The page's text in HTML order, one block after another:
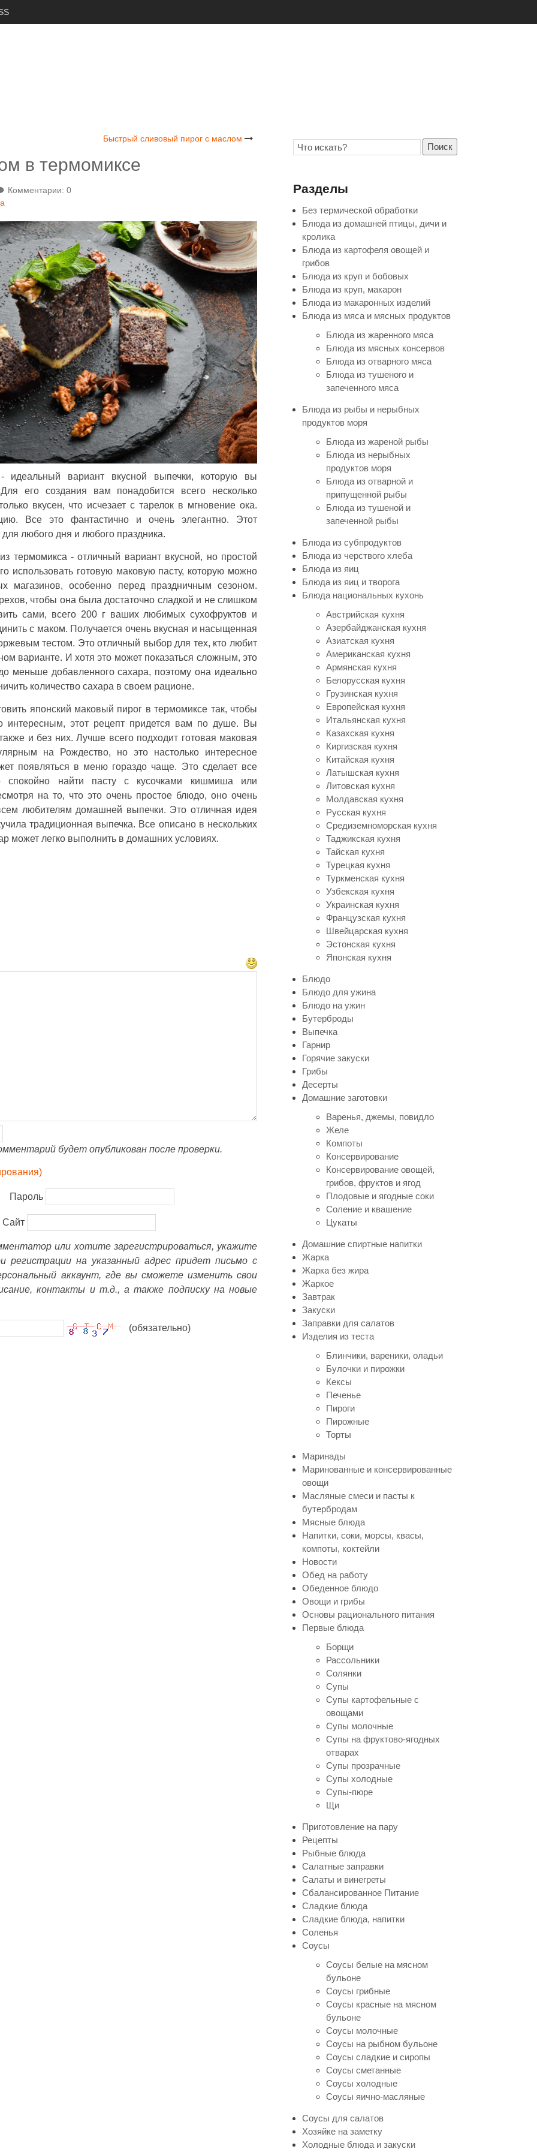
Быстрый сливовый пирог с маслом
в термомиксе
Комментарии: 0
идеальный вариант вкусной выпечки, которую вы
его создания вам понадобится всего несколько
вкусен, что исчезает с тарелок в мгновение ока.
Все это фантастично и очень элегантно. Этот
любого дня и любого праздника.
термомикса - отличный вариант вкусной, но простой
использовать готовую маковую пасту, которую можно
магазинов, особенно перед праздничным сезоном.
чтобы она была достаточно сладкой и не слишком
сами, всего 200 г ваших любимых сухофруктов и
с маком. Получается очень вкусная и насыщенная
тестом. Это отличный выбор для тех, кто любит
варианте. И хотя это может показаться сложным, это
меньше добавленного сахара, поэтому она идеально
количество сахара в своем рационе.
японский маковый пирог в термомиксе так, чтобы
интересным, этот рецепт придется вам по душе. Вы
и без них. Лучше всего подходит готовая маковая
на Рождество, но это настолько интересное
появляться в меню гораздо чаще. Это сделает все
спокойно найти пасту с кусочками кишмиша или
на то, что это очень простое блюдо, оно очень
любителям домашней выпечки. Это отличная идея
традиционная выпечка. Все описано в нескольких
может легко выполнить в домашних условиях.
будет опубликован после проверки.
Пароль
Сайт
или хотите зарегистрироваться, укажите
регистрации на указанный адрес придет письмо с
аккаунт, где вы сможете изменить свои
контакты и т.д., а также подписку на новые
(обязательно)
Поиск
Разделы
Без термической обработки
Блюда из домашней птицы, дичи и
кролика
Блюда из картофеля овощей и
грибов
Блюда из круп и бобовых
Блюда из круп, макарон
Блюда из макаронных изделий
Блюда из мяса и мясных продуктов
Блюда из жаренного мяса
Блюда из мясных консервов
Блюда из отварного мяса
Блюда из тушеного и
запеченного мяса
Блюда из рыбы и нерыбных
продуктов моря
Блюда из жареной рыбы
Блюда из нерыбных
продуктов моря
Блюда из отварной и
припущенной рыбы
Блюда из тушеной и
запеченной рыбы
Блюда из субпродуктов
Блюда из черствого хлеба
Блюда из яиц
Блюда из яиц и творога
Блюда национальных кухонь
Австрийская кухня
Азербайджанская кухня
Азиатская кухня
Американская кухня
Армянская кухня
Белорусская кухня
Грузинская кухня
Европейская кухня
Итальянская кухня
Казахская кухня
Киргизская кухня
Китайская кухня
Латышская кухня
Литовская кухня
Молдавская кухня
Русская кухня
Средиземноморская кухня
Таджикская кухня
Тайская кухня
Турецкая кухня
Туркменская кухня
Узбекская кухня
Украинская кухня
Французская кухня
Швейцарская кухня
Эстонская кухня
Японская кухня
Блюдо
Блюдо для ужина
Блюдо на ужин
Бутерброды
Выпечка
Гарнир
Горячие закуски
Грибы
Десерты
Домашние заготовки
Варенья, джемы, повидло
Желе
Компоты
Консервирование
Консервирование овощей,
грибов, фруктов и ягод
Плодовые и ягодные соки
Соление и квашение
Цукаты
Домашние спиртные напитки
Жарка
Жарка без жира
Жаркое
Завтрак
Закуски
Заправки для салатов
Изделия из теста
Блинчики, вареники, оладьи
Булочки и пирожки
Кексы
Печенье
Пироги
Пирожные
Торты
Маринады
Маринованные и консервированные
овощи
Масляные смеси и пасты к
бутербродам
Мясные блюда
Напитки, соки, морсы, квасы,
компоты, коктейли
Новости
Обед на работу
Обеденное блюдо
Овощи и грибы
Основы рационального питания
Первые блюда
Борщи
Рассольники
Солянки
Супы
Супы картофельные с
овощами
Супы молочные
Супы на фруктово-ягодных
отварах
Супы прозрачные
Супы холодные
Супы-пюре
Щи
Приготовление на пару
Рецепты
Рыбные блюда
Салатные заправки
Салаты и винегреты
Сбалансированное Питание
Сладкие блюда
Сладкие блюда, напитки
Соленья
Соусы
Соусы белые на мясном
бульоне
Соусы грибные
Соусы красные на мясном
бульоне
Соусы молочные
Соусы на рыбном бульоне
Соусы сладкие и сиропы
Соусы сметанные
Соусы холодные
Соусы яично-масляные
Соусы для салатов
Хозяйке на заметку
Холодные блюда и закуски